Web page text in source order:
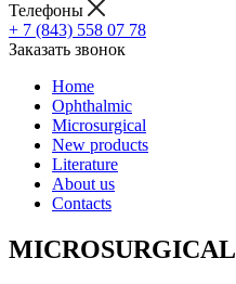
Телефоны
+ 7 (843) 558 07 78
Заказать звонок
Home
Ophthalmic
Microsurgical
New products
Literature
About us
Contacts
MICROSURGICAL